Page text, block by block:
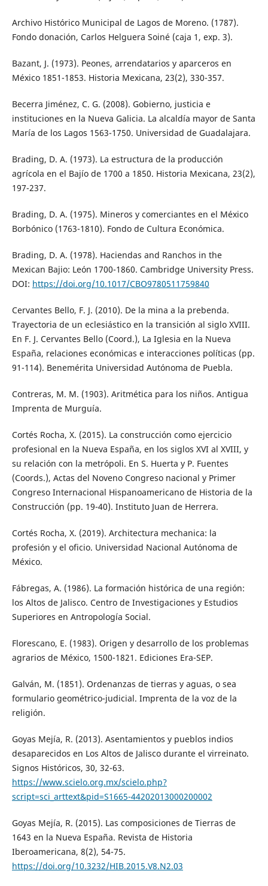
Archivo Histórico Municipal de Lagos de Moreno. (1787).
Fondo donación, Carlos Helguera Soiné (caja 1, exp. 3).
Bazant, J. (1973). Peones, arrendatarios y aparceros en
México 1851-1853. Historia Mexicana, 23(2), 330-357.
Becerra Jiménez, C. G. (2008). Gobierno, justicia e
instituciones en la Nueva Galicia. La alcaldía mayor de Santa
María de los Lagos 1563-1750. Universidad de Guadalajara.
Brading, D. A. (1973). La estructura de la producción
agrícola en el Bajío de 1700 a 1850. Historia Mexicana, 23(2),
197-237.
Brading, D. A. (1975). Mineros y comerciantes en el México
Borbónico (1763-1810). Fondo de Cultura Económica.
Brading, D. A. (1978). Haciendas and Ranchos in the
Mexican Bajio: León 1700-1860. Cambridge University Press.
DOI: https://doi.org/10.1017/CBO9780511759840
Cervantes Bello, F. J. (2010). De la mina a la prebenda.
Trayectoria de un eclesiástico en la transición al siglo XVIII.
En F. J. Cervantes Bello (Coord.), La Iglesia en la Nueva
España, relaciones económicas e interacciones políticas (pp.
91-114). Benemérita Universidad Autónoma de Puebla.
Contreras, M. M. (1903). Aritmética para los niños. Antigua
Imprenta de Murguía.
Cortés Rocha, X. (2015). La construcción como ejercicio
profesional en la Nueva España, en los siglos XVI al XVIII, y
su relación con la metrópoli. En S. Huerta y P. Fuentes
(Coords.), Actas del Noveno Congreso nacional y Primer
Congreso Internacional Hispanoamericano de Historia de la
Construcción (pp. 19-40). Instituto Juan de Herrera.
Cortés Rocha, X. (2019). Architectura mechanica: la
profesión y el oficio. Universidad Nacional Autónoma de
México.
Fábregas, A. (1986). La formación histórica de una región:
los Altos de Jalisco. Centro de Investigaciones y Estudios
Superiores en Antropología Social.
Florescano, E. (1983). Origen y desarrollo de los problemas
agrarios de México, 1500-1821. Ediciones Era-SEP.
Galván, M. (1851). Ordenanzas de tierras y aguas, o sea
formulario geométrico-judicial. Imprenta de la voz de la
religión.
Goyas Mejía, R. (2013). Asentamientos y pueblos indios
desaparecidos en Los Altos de Jalisco durante el virreinato.
Signos Históricos, 30, 32-63.
https://www.scielo.org.mx/scielo.php?
script=sci_arttext&pid=S1665-44202013000200002
Goyas Mejía, R. (2015). Las composiciones de Tierras de
1643 en la Nueva España. Revista de Historia
Iberoamericana, 8(2), 54-75.
https://doi.org/10.3232/HIB.2015.V8.N2.03